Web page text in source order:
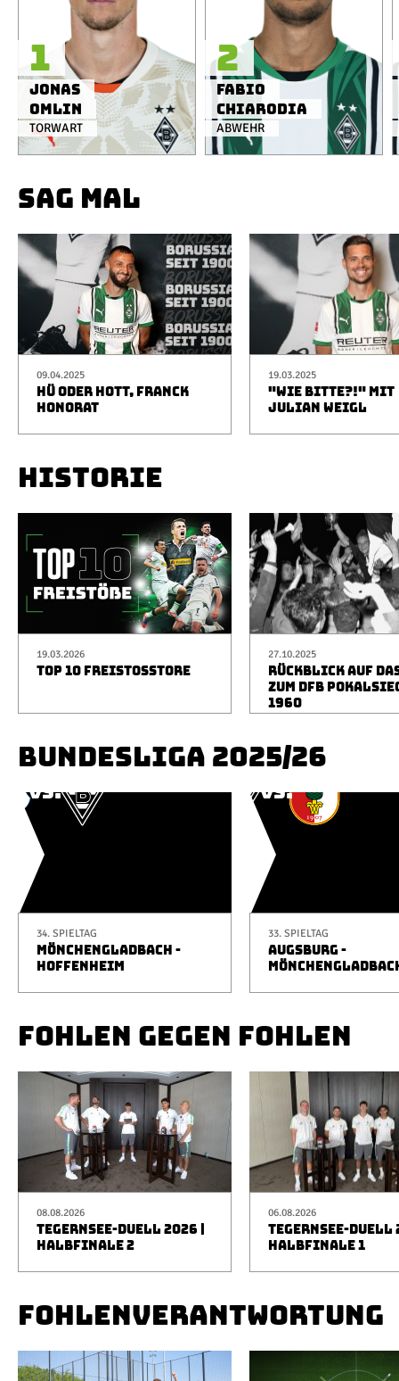
TORWART
Jonas
Omlin
1
ABWEHR
Fabio
Chiarodia
2
SAG MAL
09.04.2025
HÜ ODER HOTT, FRANCK
HONORAT
19.03.2025
"WIE BITTE?!" MIT
JULIAN WEIGL
HISTORIE
19.03.2026
TOP 10 FREISTOSSTORE
27.10.2025
RÜCKBLICK AUF
ZUM DFB
1960
BUNDESLIGA 2025/26
34. SPIELTAG
MÖNCHENGLADBACH -
HOFFENHEIM
33. SPIELTAG
AUGSBURG -
FOHLEN GEGEN FOHLEN
08.08.2026
TEGERNSEE-DUELL 2026 |
HALBFINALE 2
06.08.2026
TEGERNSEE-DUELL
HALBFINALE 1
FOHLENVERANTWORTUNG